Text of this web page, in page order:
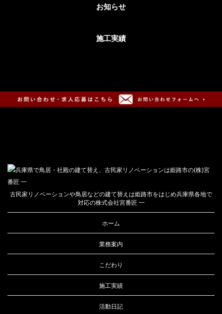
お知らせ
施工実績
古民家リノベーションや鳥居などの建て替えは姫路市をはじめ兵庫県各地で
対応の株式会社宮番匠 一
ホーム
業務案内
こだわり
施工実績
活動日記